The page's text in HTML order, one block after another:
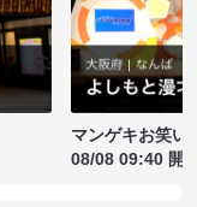
マンゲキお笑い
08/08 09:40 開